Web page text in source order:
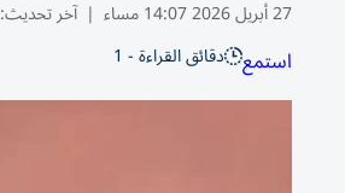
27 أبريل 2026 14:07 مساء | آخر تحديث:
استمع دقائق القراءة - 1